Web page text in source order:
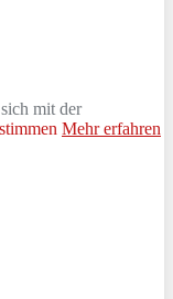
mit der
Mehr erfahren